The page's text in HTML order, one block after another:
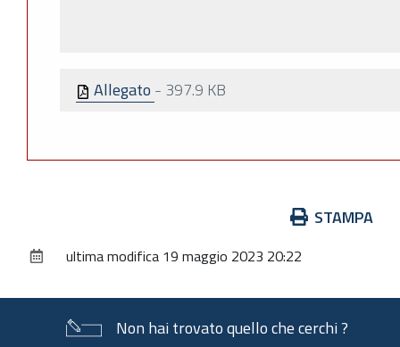
Allegato - 397.9 KB
documento
STAMPA
ultima modifica 19 maggio 2023 20:22
Non hai trovato quello che cerchi ?